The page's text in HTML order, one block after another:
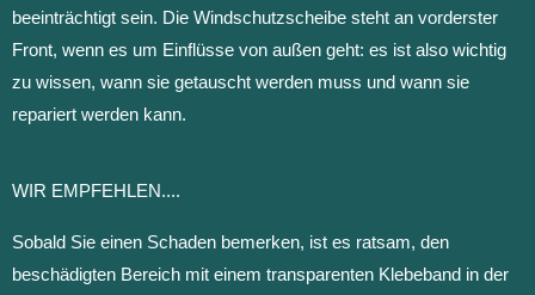
beeinträchtigt sein. Die Windschutzscheibe steht an vorderster
Front, wenn es um Einflüsse von außen geht: es ist also wichtig
zu wissen, wann sie getauscht werden muss und wann sie
repariert werden kann.
WIR EMPFEHLEN....
Sobald Sie einen Schaden bemerken, ist es ratsam, den
beschädigten Bereich mit einem transparenten Klebeband in der